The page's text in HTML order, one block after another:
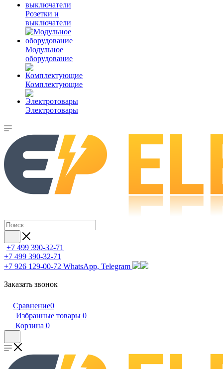
Розетки и
выключатели
Модульное
оборудование
Комплектующие
Электротовары
+7 499 390-32-71
+7 499 390-32-71
+7 926 129-00-72 WhatsApp, Telegram
Заказать звонок
Сравнение0
Избранные товары 0
Корзина 0